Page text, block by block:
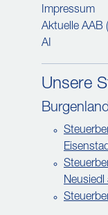
Impressum
Aktuelle AAB
AI
Unsere
Neusiedl